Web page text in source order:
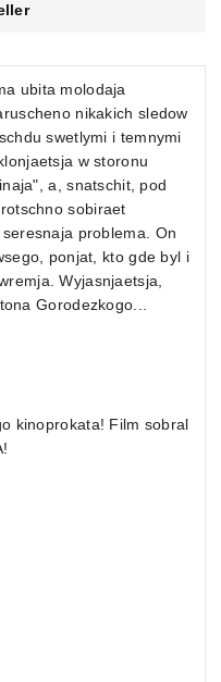
ubita molodaja
nikakich sledow
swetlymi i temnymi
w storonu
a, snatschit, pod
sobiraet
problema. On
ponjat, kto gde byl i
Wyjasnjaetsja,
Gorodezkogo...
kinoprokata! Film sobral